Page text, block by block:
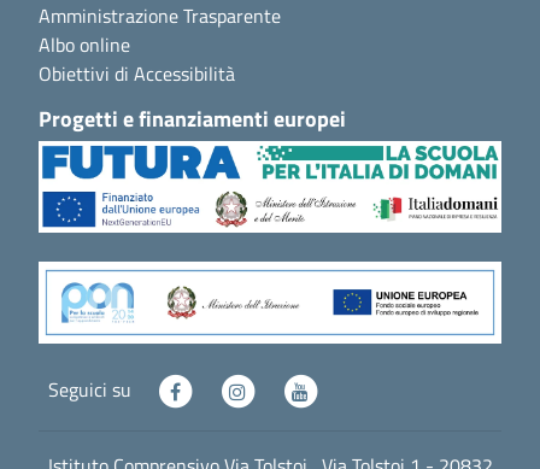
Amministrazione Trasparente
Albo online
Obiettivi di Accessibilità
Progetti e finanziamenti europei
Seguici su